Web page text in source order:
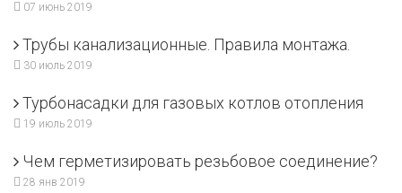
07 июнь 2019
Трубы канализационные. Правила монтажа.
30 июль 2019
Турбонасадки для газовых котлов отопления
19 июль 2019
Чем герметизировать резьбовое соединение?
28 янв 2019